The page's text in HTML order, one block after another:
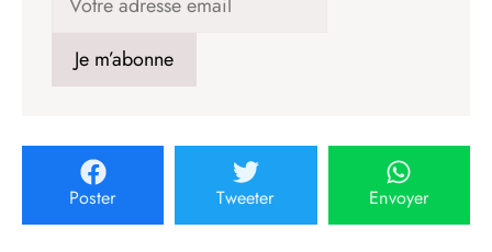
Poster Tweeter Envoyer